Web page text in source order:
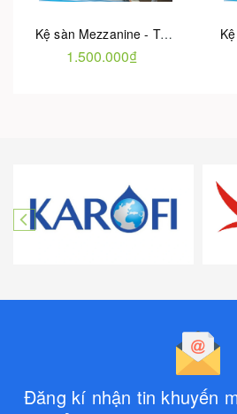
Kệ sàn Mezzanine - Tải trọng 300 kg/m² - 2 tầng hàng
1.500.000₫
Đăng kí nhận tin khuyến